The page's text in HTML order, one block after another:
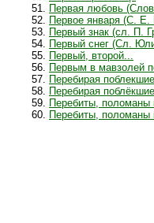
Первая любовь
Первое января (С. Е.
Первый знак (сл. П.
Первый снег (Сл.
Первый, второй...
Первым в мавзолей
Перебирая
Перебирая
Перебиты, поломаны
Перебиты, поломаны